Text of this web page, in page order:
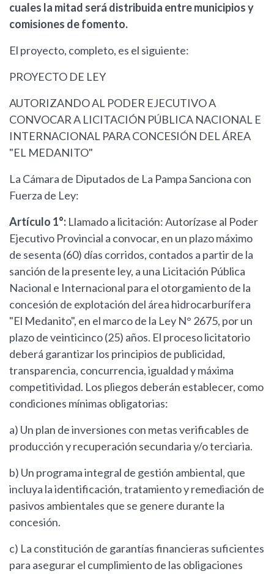
cuales la mitad será distribuida entre municipios y
comisiones de fomento.
El proyecto, completo, es el siguiente:
PROYECTO DE LEY
AUTORIZANDO AL PODER EJECUTIVO A
CONVOCAR A LICITACIÓN PÚBLICA NACIONAL E
INTERNACIONAL PARA CONCESIÓN DEL ÁREA
"EL MEDANITO"
La Cámara de Diputados de La Pampa Sanciona con
Fuerza de Ley:
Artículo 1°: Llamado a licitación: Autorízase al Poder
Ejecutivo Provincial a convocar, en un plazo máximo
de sesenta (60) días corridos, contados a partir de la
sanción de la presente ley, a una Licitación Pública
Nacional e Internacional para el otorgamiento de la
concesión de explotación del área hidrocarburífera
"El Medanito", en el marco de la Ley N° 2675, por un
plazo de veinticinco (25) años. El proceso licitatorio
deberá garantizar los principios de publicidad,
transparencia, concurrencia, igualdad y máxima
competitividad. Los pliegos deberán establecer, como
condiciones mínimas obligatorias:
a) Un plan de inversiones con metas verificables de
producción y recuperación secundaria y/o terciaria.
b) Un programa integral de gestión ambiental, que
incluya la identificación, tratamiento y remediación de
pasivos ambientales que se genere durante la
concesión.
c) La constitución de garantías financieras suficientes
para asegurar el cumplimiento de las obligaciones